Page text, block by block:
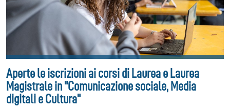
Aperte le iscrizioni ai corsi di Laurea e Laurea
Magistrale in "Comunicazione sociale, Media
digitali e Cultura"